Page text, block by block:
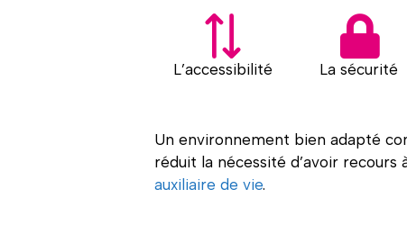
L’accessibilité La sécurité
Un environnement bien adapté
réduit la nécessité d’avoir recours
auxiliaire de vie.